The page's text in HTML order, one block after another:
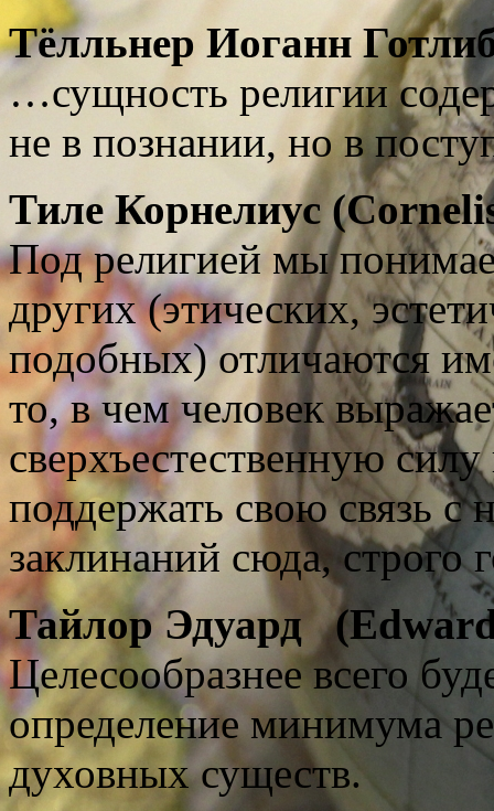
Тёлльнер Иоганн
…сущность религии
не в познании, но в
Тиле Корнелиус
Под религией мы
других (этических,
подобных) отличаются
то, в чем человек
сверхъестественную
поддержать свою связь с
заклинаний сюда, строго
Тайлор Эдуард(Edward
Целесообразнее всего
определение минимума
духовных существ.